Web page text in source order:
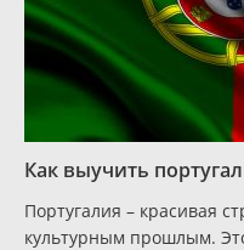
Как выучить
Португалия – красивая
культурным прошлым.